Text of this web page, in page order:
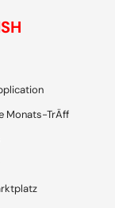
Monats-TrÄff